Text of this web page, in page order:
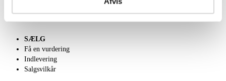
SÆLG
Få en vurdering
Indlevering
Salgsvilkår